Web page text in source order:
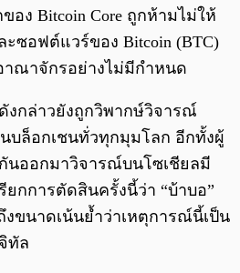
อง Bitcoin Core ถูกห้ามไม่ให้
ะซอฟต์แวร์ของ Bitcoin (BTC)
าณาจักรอย่างไม่มีกำหนด
กล่าวยังถูกวิพากษ์วิจารณ์
บล็อกเชนทั่วทุกมุมโลก อีกทั้งผู้
นออกมาวิจารณ์บนโซเชียลมี
ยกการตัดสินครั้งนี้ว่า “บ้าบอ”
งขนาดเน้นย้ำว่าเหตุการณ์นี้เป็น
ทัล